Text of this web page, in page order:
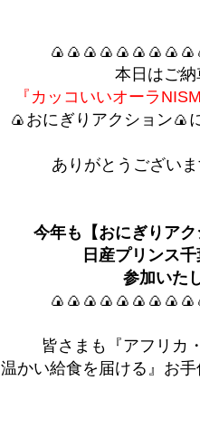
本日はご
『カッコいいオーラ
🍙おにぎりアクション🍙
ありがとうござい
今年も【おにぎりア
日産プリンス
参加いた
皆さまも『アフリカ
温かい給食を届ける』お